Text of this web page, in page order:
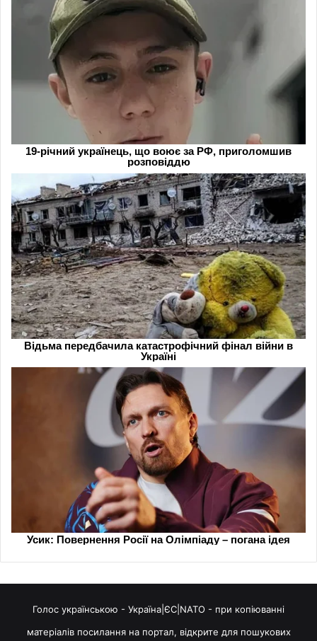
Голос українською - Україна|ЄС|NATO - при копіюванні
матеріалів посилання на портал, відкрите для пошукових